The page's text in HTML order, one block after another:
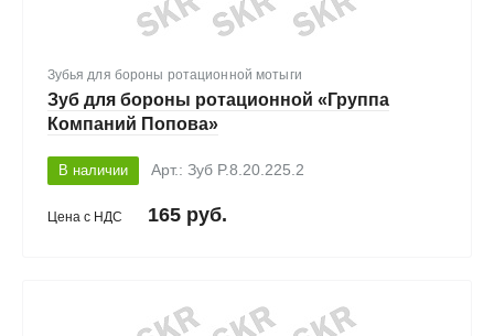
Зубья для бороны ротационной мотыги
Зуб для бороны ротационной «Группа
Компаний Попова»
В наличии Арт.: Зуб P.8.20.225.2
Цена с НДС 165 руб.